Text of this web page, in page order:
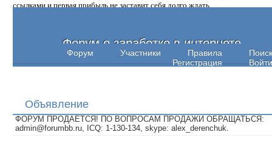
ссылками и первая прибыль не заставит себя долго ждать.
Форум о заработке в интернете
Форум Участники Правила
Поиск
Регистрация
Войти
Объявление
ФОРУМ ПРОДАЕТСЯ! ПО ВОПРОСАМ ПРОДАЖИ ОБРАЩАТЬСЯ:
admin@forumbb.ru, ICQ: 1-130-134, skype: alex_derenchuk.